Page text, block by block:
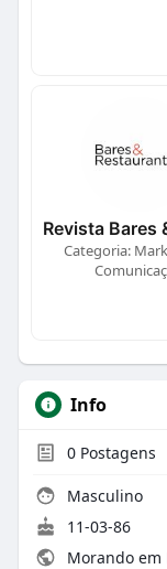
Categoria:
Info
0Postagens
Masculino
11-03-86
Morando em